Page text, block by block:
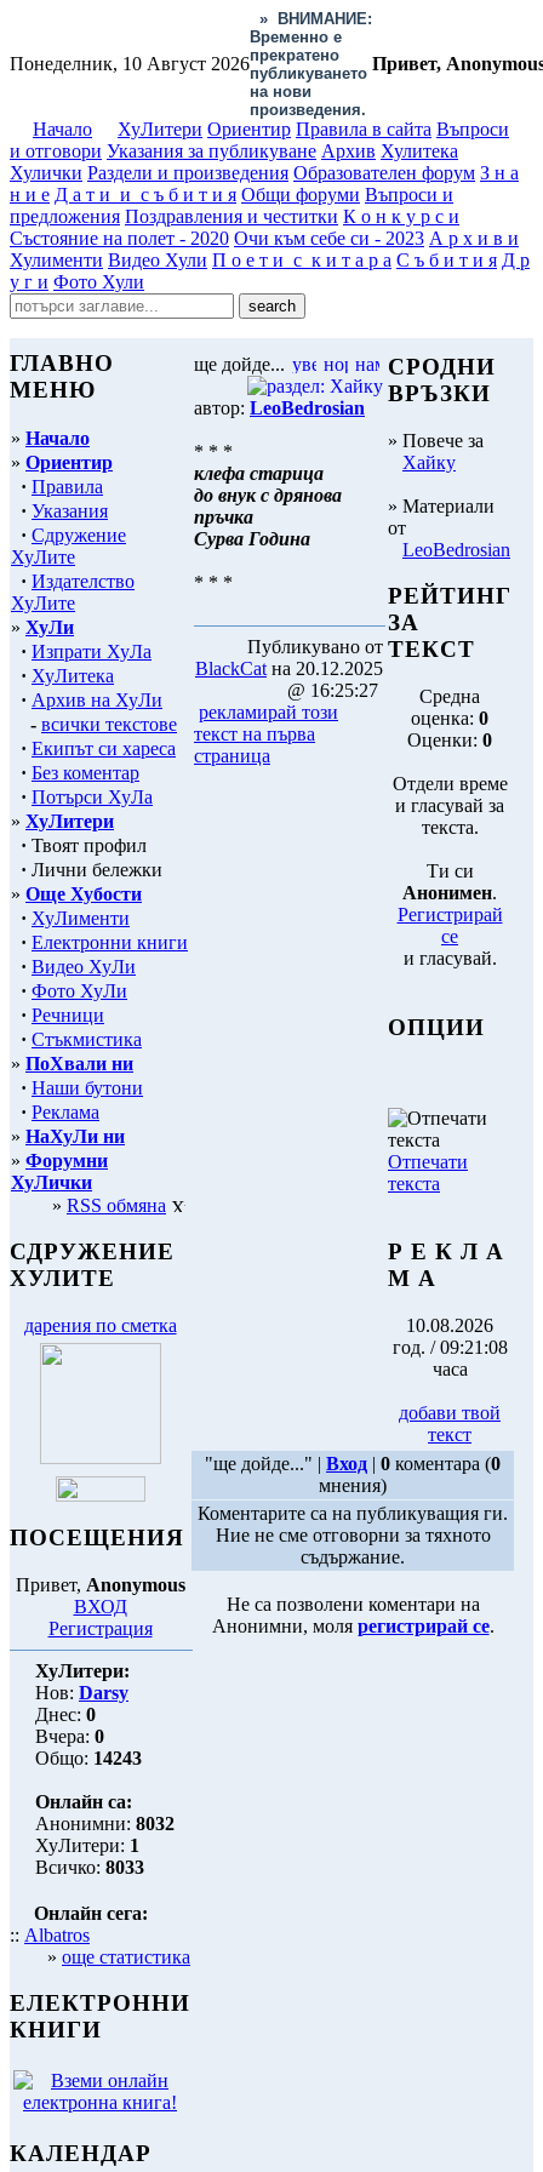
Понеделник, 10 Август 2026
»
ВНИМАНИЕ:
Временно е
прекратено
публикуването
на нови
произведения.
Привет,
Начало ХуЛитери Ориентир Правила в сайта Въпроси
и отговори Указания за публикуване Архив Хулитека
Хулички Раздели и произведения Образователен форум З н а
н и е Д а т и и с ъ б и т и я Общи форуми Въпроси и
предложения Поздравления и честитки К о н к у р с и
Състояние на полет - 2020 Очи към себе си - 2023 А р х и в и
Хулименти Видео Хули П о е т и с к и т а р а С ъ б и т и я Д р
у г и Фото Хули
ГЛАВНО
МЕНЮ
» Начало
» Ориентир
· Правила
· Указания
· Сдружение
ХуЛите
· Издателство
ХуЛите
» ХуЛи
· Изпрати ХуЛа
· ХуЛитека
· Архив на ХуЛи
- всички текстове
· Екипът си хареса
· Без коментар
· Потърси ХуЛа
» ХуЛитери
· Твоят профил
· Лични бележки
» Още Хубости
· ХуЛименти
· Електронни книги
· Видео ХуЛи
· Фото ХуЛи
· Речници
· Стъкмистика
» ПоХвали ни
· Наши бутони
· Реклама
» НаХуЛи ни
» Форумни
ХуЛички
» RSS обмяна
СДРУЖЕНИЕ
ХУЛИТЕ
дарения по сметка
ПОСЕЩЕНИЯ
Привет, Anonymous
ВХОД
Регистрация
ХуЛитери:
Нов: Darsy
Днес: 0
Вчера: 0
Общо: 14243
Онлайн са:
Анонимни: 8032
ХуЛитери: 1
Всичко: 8033
Онлайн сега:
:: Albatros
» още статистика
ЕЛЕКТРОННИ
КНИГИ
КАЛЕНДАР
ще дойде...
автор: LeoBedrosian
* * *
клефа старица
до внук с дрянова
пръчка
Сурва Година
* * *
Публикувано от
BlackCat на 20.12.2025
@ 16:25:27
рекламирай този
текст на първа
страница
СРОДНИ
ВРЪЗКИ
» Повече за
Хайку
» Материали
от
LeoBedrosian
РЕЙТИНГ
ЗА
ТЕКСТ
Средна
оценка: 0
Оценки: 0
Отдели време
и гласувай за
текста.
Ти си
Анонимен.
Регистрирай
се
и гласувай.
ОПЦИИ
Отпечати
текста
Р Е К Л А
М А
10.08.2026
год. / 09:21:08
часа
добави твой
текст
"ще дойде..." | Вход | 0 коментара (0
мнения)
Коментарите са на публикуващия ги.
Ние не сме отговорни за тяхното
съдържание.
Не са позволени коментари на
Анонимни, моля регистрирай се.